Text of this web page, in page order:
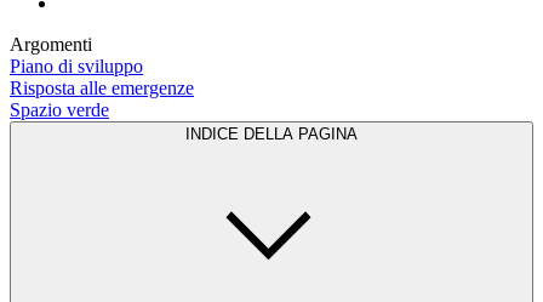
Argomenti
Piano di sviluppo
Risposta alle emergenze
Spazio verde
INDICE DELLA PAGINA